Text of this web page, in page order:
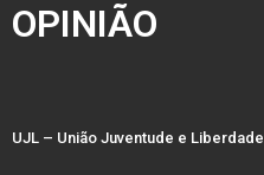
OPINIÃO
UJL – União Juventude e Liberdade